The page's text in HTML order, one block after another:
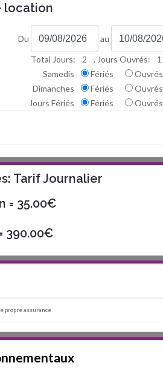
location
Du au
Total Jours: 2 , Jours Ouvrés:
1
Samedis
Fériés
Ouvrés
Dimanches
Fériés
Ouvrés
Jours Fériés
Fériés Ouvrés
Tarif Journalier
= 35.00€
390.00€
propre assurance